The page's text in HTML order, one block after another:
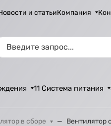
и статьиКомпания
11 Система питания
в сборе Вентилятор